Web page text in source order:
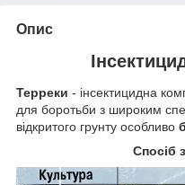
Опис
Терреки - інсектицидна
для боротьби з широким
відкритого грунту особливо
Спосіб